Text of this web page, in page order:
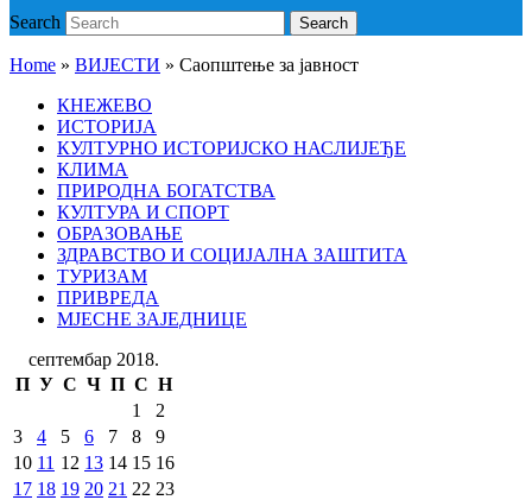
Search Search
Home » ВИЈЕСТИ » Саопштење за јавност
КНЕЖЕВО
ИСТОРИЈА
КУЛТУРНО ИСТОРИЈСКО НАСЛИЈЕЂЕ
КЛИМА
ПРИРОДНА БОГАТСТВА
КУЛТУРА И СПОРТ
ОБРАЗОВАЊЕ
ЗДРАВСТВО И СОЦИЈАЛНА ЗАШТИТА
ТУРИЗАМ
ПРИВРЕДА
МЈЕСНЕ ЗАЈЕДНИЦЕ
септембар 2018.
П У С Ч П С Н
1
2
3
4 5 6 7 8
9
10 11 12 13 14 15 16
17 18 19 20 21 22 23